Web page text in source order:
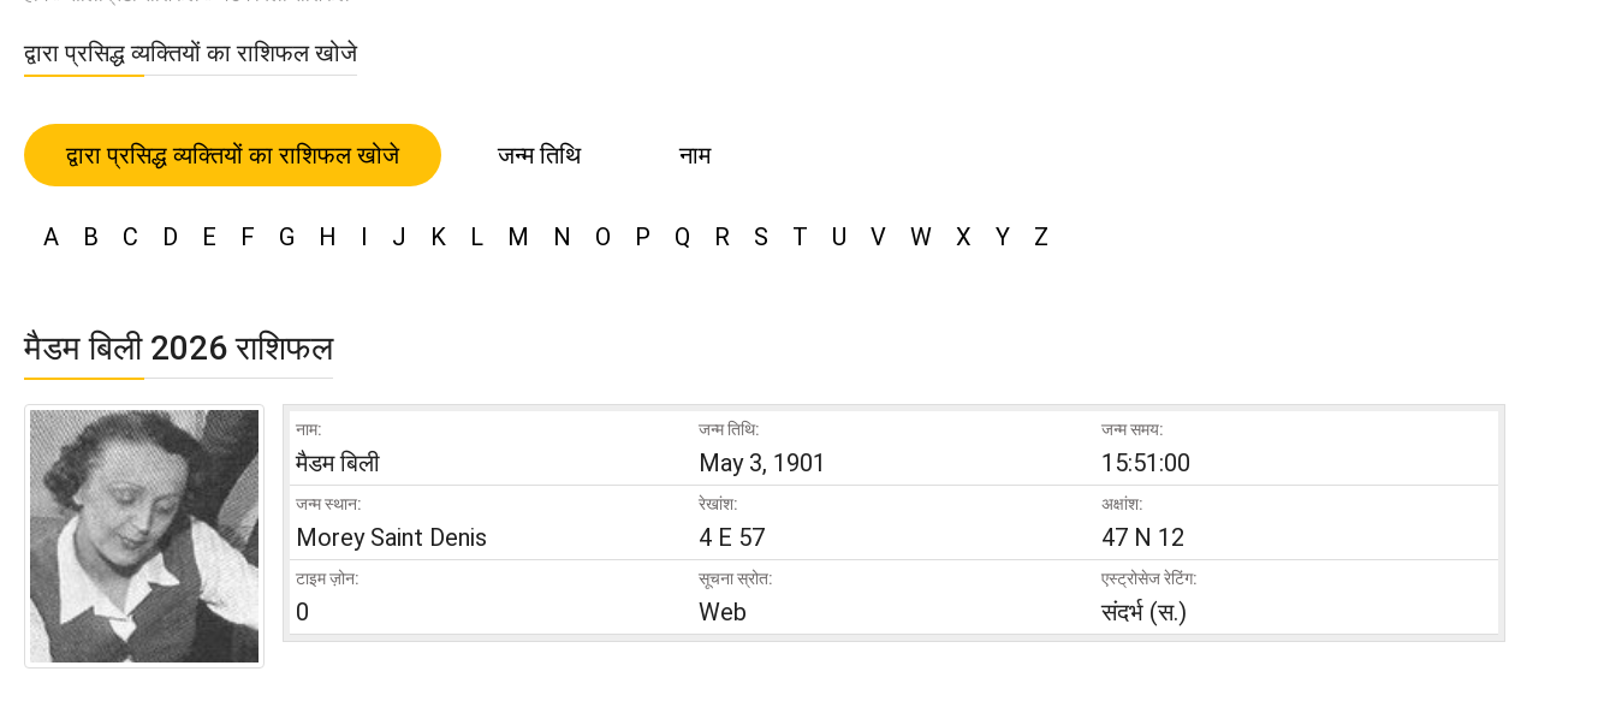
द्वारा प्रसिद्ध व्यक्तियों का राशिफल खोजे
द्वारा प्रसिद्ध व्यक्तियों का राशिफल खोजे जन्म तिथि नाम
A B C D E F G H I J K L M N O P Q R S T U V W X Y Z
मैडम बिली 2026 राशिफल
नाम:
मैडम बिली
जन्म तिथि:
May 3, 1901
जन्म समय:
15:51:00
जन्म स्थान:
Morey Saint Denis
रेखांश:
4 E 57
अक्षांश:
47 N 12
टाइम ज़ोन:
0
सूचना स्रोत:
Web
एस्ट्रोसेज रेटिंग:
संदर्भ (स.)